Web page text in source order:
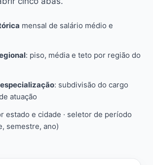
mensal de salário médio e
: piso, média e teto por região do
: subdivisão do cargo
atuação
estado e cidade · seletor de período
semestre, ano)